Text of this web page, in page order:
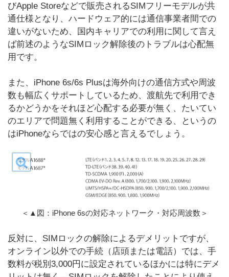
びApple Storeなどで販売されるSIMフリーモデルが共
通仕様となり、ハードウェア的には通信事業者間での
違いがないため、国内キャリアでの利用に関して言え
ば前述のようなSIMロック解除後のトラブルは心配無
用です。
また、iPhone 6s/6s Plusは海外向けの通信方式や周波
数も幅広くサポートしているため、渡航先で利用でき
るかどうかをそれほど心配する必要が無く、たいてい
のエリアで問題無く利用することができる、というの
はiPhoneならではの安心感と言えるでしょう。
＜▲図：iPhone 6sの対応ネットワーク・対応周波数＞
反対に、SIMロックの解除によるデメリットですが、
オンライン以外での手続（店頭または電話）では、手
数料が税別3,000円に設定されているほかには特にデメ